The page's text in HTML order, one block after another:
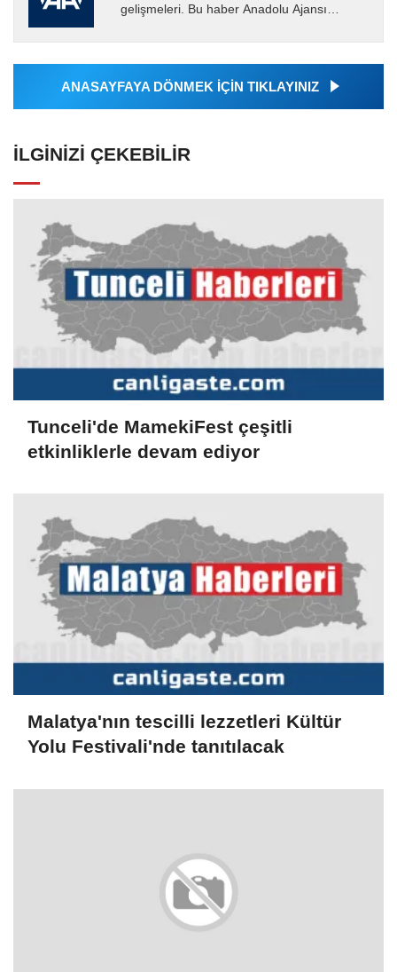
gelişmeleri. Bu haber Anadolu Ajansı
tarafından geçilen tüm...
ANASAYFAYA DÖNMEK İÇİN TIKLAYINIZ
İLGINIZI ÇEKEBILIR
Tunceli'de MamekiFest çeşitli
etkinliklerle devam ediyor
Malatya'nın tescilli lezzetleri Kültür
Yolu Festivali'nde tanıtılacak